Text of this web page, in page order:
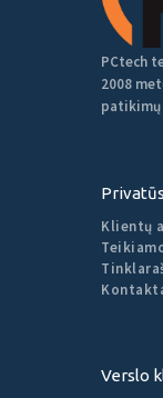
PCtech
2008
patikimų
Klientų
Verslo